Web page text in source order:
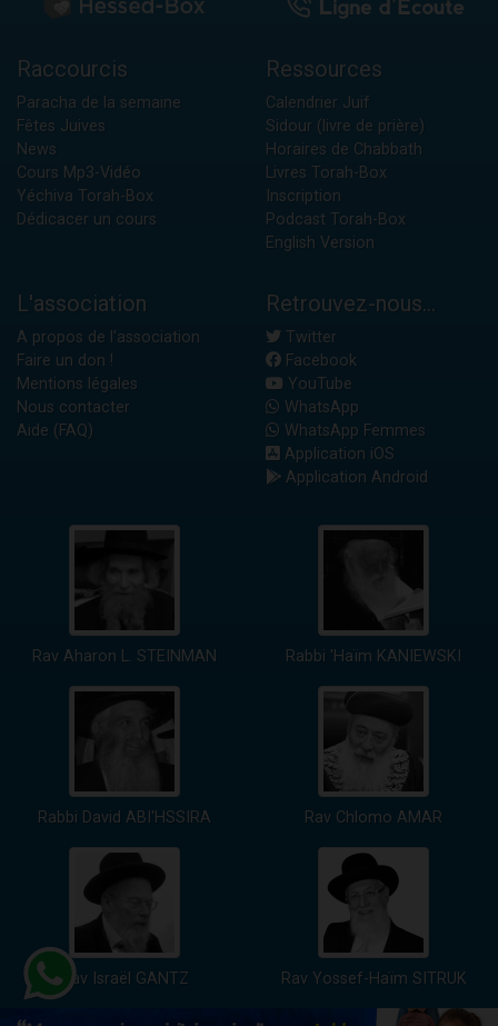
Raccourcis
Paracha de la semaine
Fêtes Juives
News
Cours Mp3-Vidéo
Yéchiva Torah-Box
Dédicacer un cours
Ressources
Calendrier Juif
Sidour (livre de prière)
Horaires de Chabbath
Livres Torah-Box
Inscription
Podcast Torah-Box
English Version
L'association
A propos de l'association
Faire un don !
Mentions légales
Nous contacter
Aide (FAQ)
Retrouvez-nous...
Twitter
Facebook
YouTube
WhatsApp
WhatsApp Femmes
Application iOS
Application Android
Rav Aharon L. STEINMAN Rabbi 'Haïm KANIEWSKI
Rabbi David ABI'HSSIRA Rav Chlomo AMAR
Rav Israël GANTZ Rav Yossef-Haïm SITRUK